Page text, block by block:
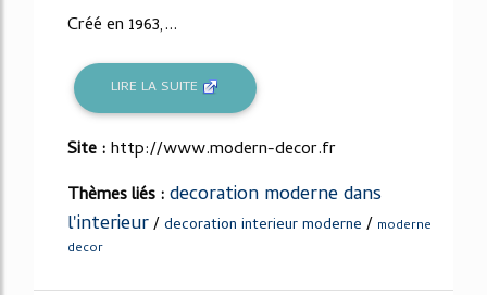
Créé en 1963,...
LIRE LA SUITE
Site :http://www.modern-decor.fr
Thèmes liés :decoration moderne dans
l'interieur/decoration interieur moderne / moderne
decor